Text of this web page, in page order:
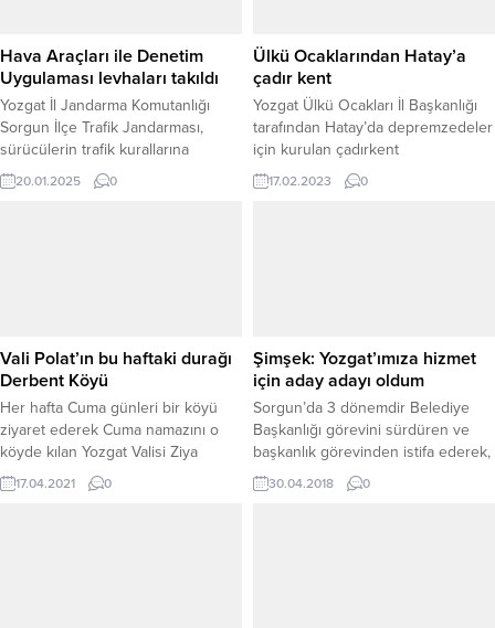
Hava Araçları ile Denetim
Uygulaması levhaları takıldı
Yozgat İl Jandarma Komutanlığı
Sorgun İlçe Trafik Jandarması,
sürücülerin trafik kurallarına
uyumunu artırmak ve güvenli bir
trafik ortamı sağlamak amacıyla yeni
trafikteki dikkatsizlik ve kurallara
uymama durumlarının önüne
geçmeyi...
20.01.2025 0
Ülkü Ocaklarından Hatay’a
çadır kent
Yozgat Ülkü Ocakları İl Başkanlığı
tarafından Hatay’da depremzedeler
için kurulan çadırkent
depremzedelerin hizmetine
sunuldu.
17.02.2023 0
Vali Polat’ın bu haftaki durağı
Derbent Köyü
Her hafta Cuma günleri bir köyü
ziyaret ederek Cuma namazını o
köyde kılan Yozgat Valisi Ziya
Polat’ın bu haftaki durağı Derbent
Köyü oldu.
17.04.2021 0
Şimşek: Yozgat’ımıza hizmet
için aday adayı oldum
Sorgun’da 3 dönemdir Belediye
Başkanlığı görevini sürdüren ve
başkanlık görevinden istifa ederek,
AK Parti Milletvekili aday adayı olan
Ahmet Şimşek, gazetemiz
30.04.2018 0